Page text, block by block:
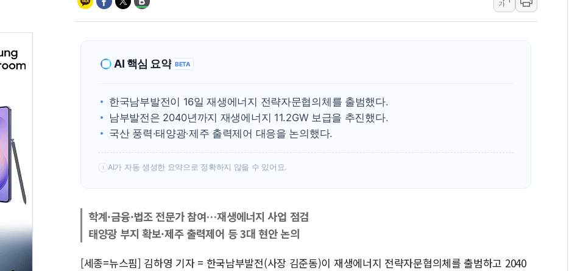
정재헌 CEO, SKT 장기고객
최태원, 노소영에 9440억 지급
하나금융, 명동 소상공인에 '행
홈플러스發 대형마트 판매, 역
윤준병·이해민 의원, '정부 특사
'호우·산사태 주의보' 울진 시간
가
AI 핵심 요약 BETA
한국남부발전이 16일 재생에너지 전략자문협의체를 출범했다.
남부발전은 2040년까지 재생에너지 11.2GW 보급을 추진했다.
국산 풍력·태양광·제주 출력제어 대응을 논의했다.
! AI가 자동 생성한 요약으로 정확하지 않을 수 있어요.
학계·금융·법조 전문가 참여…재생에너지 사업 점검
태양광 부지 확보·제주 출력제어 등 3대 현안 논의
[세종=뉴스핌] 김하영 기자 = 한국남부발전(사장 김준동)이 재생에너지 전략자문협의체를 출범하고 2040